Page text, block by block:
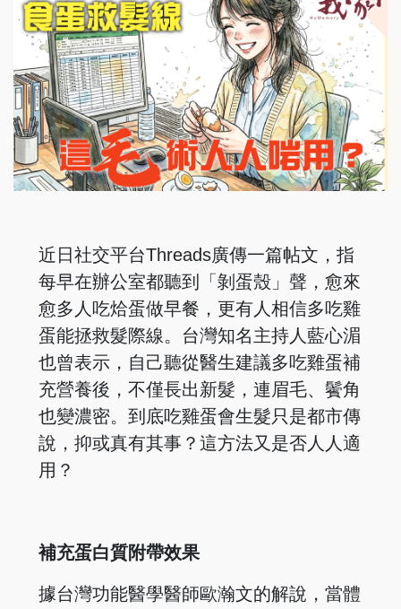
近日社交平台Threads廣傳一篇帖文，指
每早在辦公室都聽到「剝蛋殼」聲，愈來
愈多人吃烚蛋做早餐，更有人相信多吃雞
蛋能拯救髮際線。台灣知名主持人藍心湄
也曾表示，自己聽從醫生建議多吃雞蛋補
充營養後，不僅長出新髮，連眉毛、鬢角
也變濃密。到底吃雞蛋會生髮只是都市傳
說，抑或真有其事？這方法又是否人人適
用？
補充蛋白質附帶效果
據台灣功能醫學醫師歐瀚文的解說，當體